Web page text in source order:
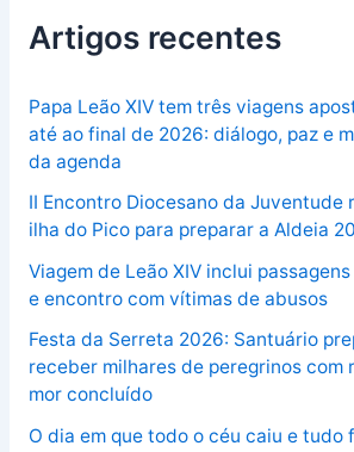
Artigos recentes
Papa Leão XIV tem três viagens
até ao final de 2026: diálogo, paz e
da agenda
II Encontro Diocesano da Juventude
ilha do Pico para preparar a Aldeia
Viagem de Leão XIV inclui
e encontro com vítimas de abusos
Festa da Serreta 2026: Santuário
receber milhares de peregrinos com
mor concluído
O dia em que todo o céu caiu e tudo